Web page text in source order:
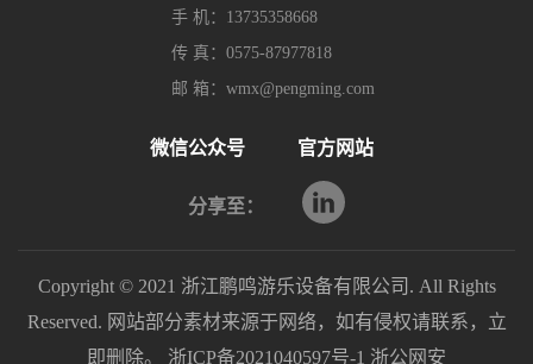
手 机：13735358668
传 真：0575-87977818
邮 箱：wmx@pengming.com
微信公众号 官方网站
分享至：
Copyright © 2021 浙江鹏鸣游乐设备有限公司. All Rights
Reserved. 网站部分素材来源于网络，如有侵权请联系，立
即删除。 浙ICP备2021040597号-1 浙公网安